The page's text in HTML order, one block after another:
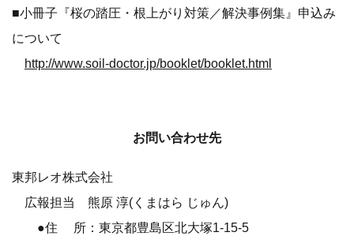
■小冊子『桜の踏圧・根上がり対策／解決事例集』申込み
について
http://www.soil-doctor.jp/booklet/booklet.html
お問い合わせ先
東邦レオ株式会社
広報担当 熊原 淳(くまはら じゅん)
●住 所：東京都豊島区北大塚1-15-5